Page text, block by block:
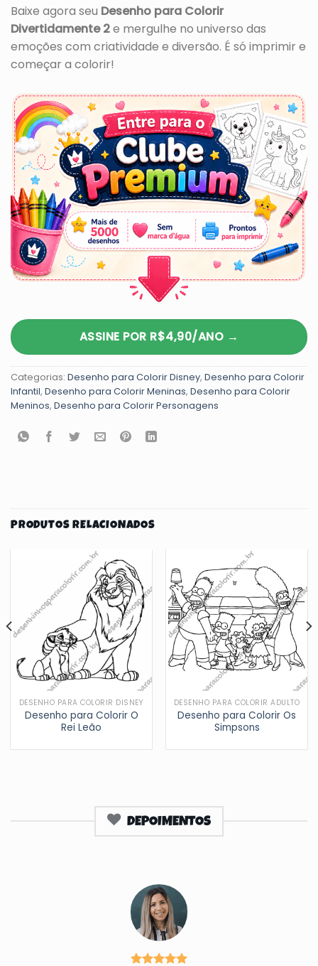
Baixe agora seu Desenho para Colorir
Divertidamente 2e mergulhe no universo das
emoções com criatividade e diversão. É só imprimir e
começar a colorir!
ASSINE POR R$4,90/ANO →
Categorias: Desenho para Colorir Disney, Desenho para Colorir
Infantil, Desenho para Colorir Meninas, Desenho para Colorir
Meninos, Desenho para Colorir Personagens
PRODUTOS RELACIONADOS
DESENHO PARA COLORIR DISNEY
Desenho para Colorir O
Rei Leão
DESENHO PARA COLORIR ADULTO
Desenho para Colorir Os
Simpsons
DEPOIMENTOS